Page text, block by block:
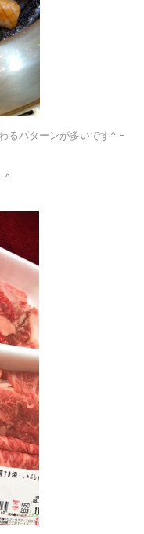
るパターンが多いです^ –
^